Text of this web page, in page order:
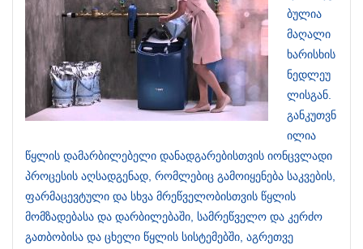
ბულია
მაღალი
ხარისხის
ნედლეუ
ლისგან.
განკუთვნ
ილია
წყლის დამარბილებელი დანადგარებისთვის იონცვლადი
პროცესის აღსადგენად, რომლებიც გამოიყენება საკვების,
ფარმაცევტული და სხვა მრეწველობისთვის წყლის
მომზადებასა და დარბილებაში, სამრეწველო და კერძო
გათბობისა და ცხელი წყლის სისტემებში, აგრეთვე